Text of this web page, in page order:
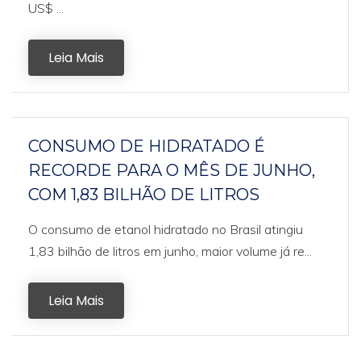
US$ ...
Leia Mais
CONSUMO DE HIDRATADO É
RECORDE PARA O MÊS DE JUNHO,
COM 1,83 BILHÃO DE LITROS
O consumo de etanol hidratado no Brasil atingiu
1,83 bilhão de litros em junho, maior volume já re...
Leia Mais